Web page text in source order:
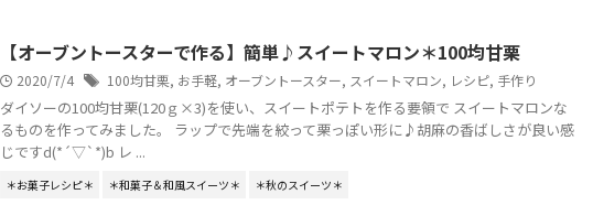
【オーブントースターで作る】簡単♪スイートマロン＊100均甘栗
2020/7/4 100均甘栗, お手軽, オーブントースター, スイートマロン, レシピ, 手作り
ダイソーの100均甘栗(120ｇ×3)を使い、スイートポテトを作る要領で スイートマロンな
るものを作ってみました。 ラップで先端を絞って栗っぽい形に♪胡麻の香ばしさが良い感
じですd(*´▽`*)b レ ...
＊お菓子レシピ＊ ＊和菓子＆和風スイーツ＊ ＊秋のスイーツ＊